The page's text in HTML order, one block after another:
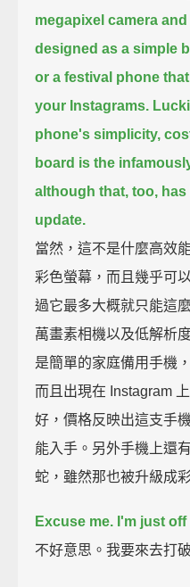
megapixel camera
designed as a simple
or a festival phone
your Instagrams.
phone's simplicity,
board is the
although that, too, has
update.
當然，這不是什麼高效
彩色螢幕，而且幾乎可
過它最多大概就只能這
萬畫素相機以及低解析
是簡單的家庭備用手機
而且出現在 Instagram
好，價格反映出這支手
能入手。另外手機上還
蛇，雖然那也被升級成
Excuse me. I'm just
不好意思。我要來去打